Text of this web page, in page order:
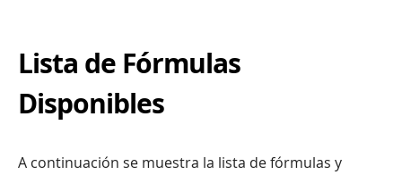
Lista de Fórmulas
Disponibles
A continuación se muestra la lista de fórmulas y